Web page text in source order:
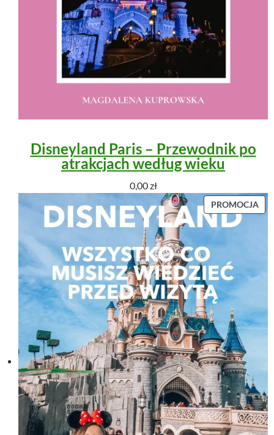
Disneyland Paris – Przewodnik po
atrakcjach według wieku
0,00zł
PROMOCJAP
R
P
C
I